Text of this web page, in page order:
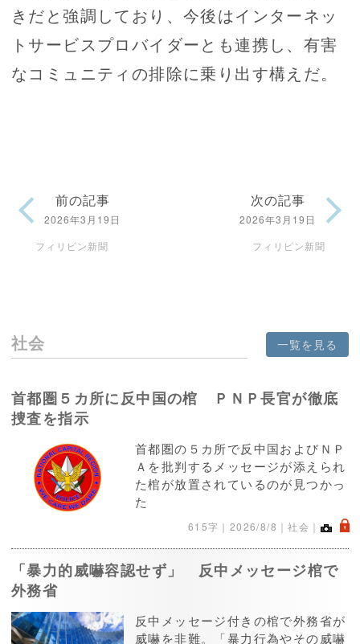
きだと強調しており、今後はインターネッ
トサービスプロバイダーとも連携し、有害
なコミュニティの排除に乗り出す構えだ。
前の記事
2026年3月19日
フィリピン新聞
次の記事
2026年3月19日
フィリピン新聞
社会 一覧を見る
首都圏５カ所に反中国の棺 ＰＮＰ長官が徹底
捜査を指示
首都圏の５カ所で反中国およびＮＰ
Ａを批判するメッセージが添えられ
た棺が放置されているのが見つかっ
た
615字｜ 2026/8/8 ｜社会｜ .
「暴力的威嚇容認せず」 反中メッセージ棺で
外務省
反中メッセージ付きの棺で外務省が
威嚇を非難。「暴力行為やその威嚇